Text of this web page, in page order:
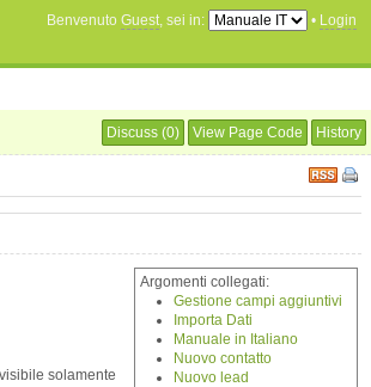
Benvenuto Guest, sei in: • Login
Discuss (0) View Page Code History
Argomenti collegati:
Gestione campi aggiuntivi
Importa Dati
Manuale in Italiano
Nuovo contatto
Nuovo lead
solamente